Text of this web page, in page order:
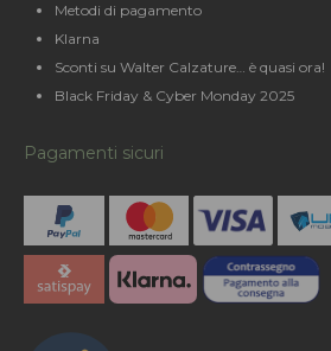
Metodi di pagamento
Klarna
Sconti su Walter Calzature… è quasi ora!
Black Friday & Cyber Monday 2025
Pagamenti sicuri